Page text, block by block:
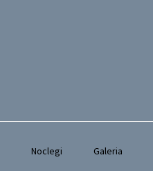
Noclegi Galeria